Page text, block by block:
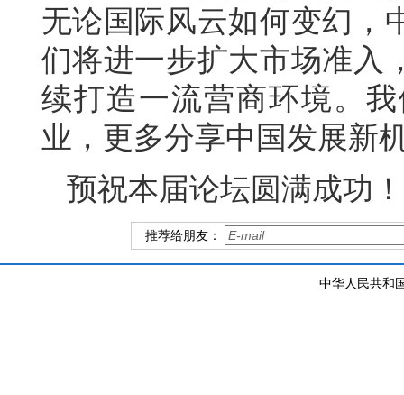
无论国际风云如何变幻，
们将进一步扩大市场准入
续打造一流营商环境。
业，更多分享中国发展新
预祝本届论坛圆满成功
推荐给朋友：
中华人民共和